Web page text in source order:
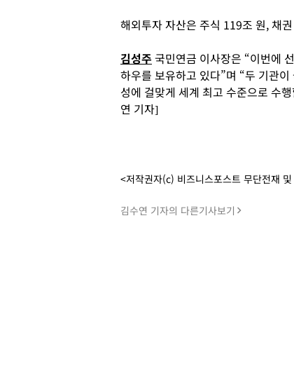
해외투자 자산은 주식 119조 원, 채
김성주 국민연금 이사장은 “이번에
하우를 보유하고 있다”며 “두 기관
성에 걸맞게 세계 최고 수준으로 수
연 기자]
<저작권자(c) 비즈니스포스트 무단전재
김수연 기자의 다른기사보기